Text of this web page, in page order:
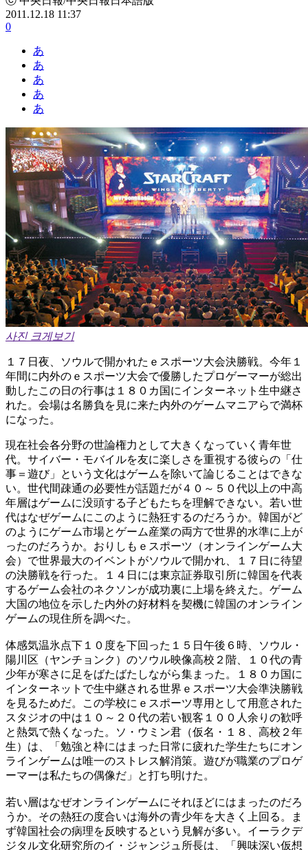
2011.12.18 11:37
0
あ
あ
あ
あ
あ
사진 크게보기
１７日夜、ソウルで開かれたｅスポーツ大会決勝戦。今年１
年間に内外のｅスポーツ大会で優勝したプロゲーマーが総出
動したこの日の行事は１８０カ国にインターネット生中継さ
れた。会場は名勝負を見に来た内外のゲームマニアらで満杯
になった。
現在社会各分野の世論権力として大きくなっていく青年世
代。サイバー・モバイルを友に楽しさを重視する彼らの「仕
事＝遊び」という文化はゲームを除いて論じることはできな
い。世代間疎通の必要性が話題だが４０～５０代以上の中高
年層はゲームに没頭する子どもたちを理解できない。若い世
代はなぜゲームにこのように熱狂するのだろうか。韓国がど
のようにゲーム市場とゲーム産業の両方で世界的水準に上が
ったのだろうか。おりしもｅスポーツ（オンラインゲーム大
会）で世界最大のイベントがソウルで開かれ、１７日に待望
の決勝戦を行った。１４日には東京証券取引所に韓国を代表
するゲーム会社のネクソンが成功裏に上場を終えた。ゲーム
大国の地位を示した内外の好材料を契機に韓国のオンライン
ゲームの現住所を調べた。
体感気温氷点下１０度を下回った１５日午後６時、ソウル・
陽川区（ヤンチョンク）のソウル映像高校２階、１０代の青
少年が寒さに足をばたばたしながら集まった。１８０カ国に
インターネットで生中継される世界ｅスポーツ大会準決勝戦
を見るためだ。この学校にｅスポーツ専用として用意された
スタジオの中は１０～２０代の若い観客１００人余りの歓呼
と熱気で熱くなった。ソ・ウミン君（仮名・１８、高校２年
生）は、「勉強と枠にはまった日常に疲れた学生たちにオン
ラインゲームは唯一のストレス解消策。遊びが職業のプロゲ
ーマーは私たちの偶像だ」と打ち明けた。
若い層はなぜオンラインゲームにそれほどにはまったのだろ
うか。その熱狂の度合いは海外の青少年を大きく上回る。ま
ず韓国社会の病理を反映するという見解が多い。イーラクデ
ジタル文化研究所のイ・ジャンジュ所長は、「興味深い仮想